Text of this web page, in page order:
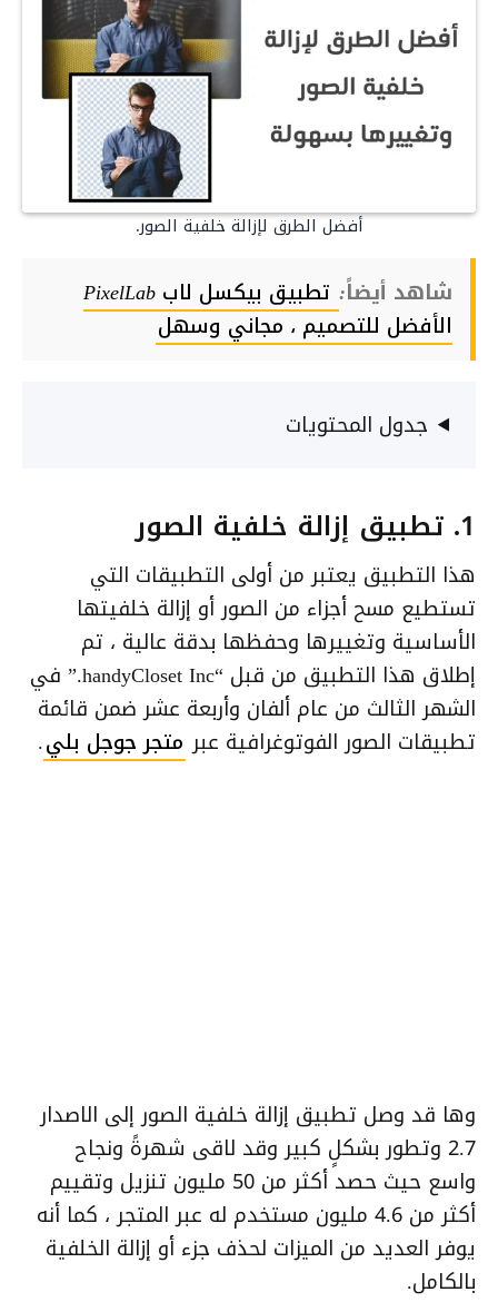
أفضل الطرق لإزالة خلفية الصور.
شاهد أيضاً:
تطبيق بيكسل لاب PixelLab
الأفضل للتصميم ، مجاني وسهل
جدول المحتويات
1. تطبيق إزالة خلفية الصور
هذا التطبيق يعتبر من أولى التطبيقات التي
تستطيع مسح أجزاء من الصور أو إزالة خلفيتها
الأساسية وتغييرها وحفظها بدقة عالية ، تم
إطلاق هذا التطبيق من قبل “handyCloset Inc.” في
الشهر الثالث من عام ألفان وأربعة عشر ضمن قائمة
تطبيقات الصور الفوتوغرافية عبر متجر جوجل بلي.
وها قد وصل تطبيق إزالة خلفية الصور إلى الاصدار
2.7 وتطور بشكلٍ كبير وقد لاقى شهرةً ونجاح
واسع حيث حصد أكثر من 50 مليون تنزيل وتقييم
أكثر من 4.6 مليون مستخدم له عبر المتجر ، كما أنه
يوفر العديد من الميزات لحذف جزء أو إزالة الخلفية
بالكامل.